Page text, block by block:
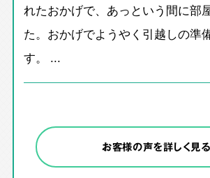
れたおかげで、あっという間に部
た。おかげでようやく引越しの準
す。 ...
お客様の声を詳しく見る